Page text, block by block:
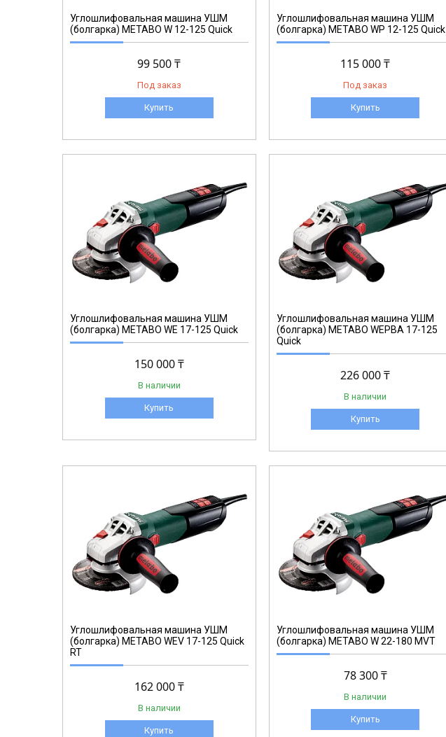
Углошлифовальная машина УШМ
(болгарка) METABO W 12-125 Quick
99 500 ₸
Под заказ
Купить
Углошлифовальная машина УШМ
(болгарка) METABO WP 12-125 Quick
115 000 ₸
Под заказ
Купить
Углошлифовальная машина УШМ
(болгарка) METABO WE 17-125 Quick
150 000 ₸
В наличии
Купить
600548
Углошлифовальная машина УШМ
(болгарка) METABO WEPBA 17-125
Quick
226 000 ₸
В наличии
Купить
601088
Углошлифовальная машина УШМ
(болгарка) METABO WEV 17-125 Quick
RT
162 000 ₸
В наличии
Купить
606461
Углошлифовальная машина УШМ
(болгарка) METABO W 22-180 MVT
78 300 ₸
В наличии
Купить
606462